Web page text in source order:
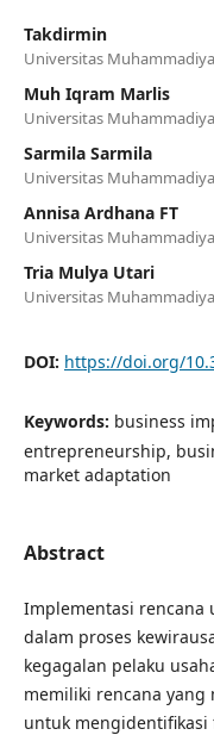
Takdirmin
Universitas
Muh Iqram Marlis
Universitas
Sarmila Sarmila
Universitas
Annisa Ardhana FT
Universitas
Tria Mulya Utari
Universitas
DOI: https://doi.org/
Keywords: business
entrepreneurship,
market adaptation
Abstract
Implementasi rencana
dalam proses
kegagalan pelaku
memiliki rencana
untuk